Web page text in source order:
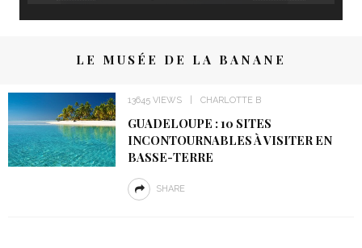
LE MUSÉE DE LA BANANE
13645 VIEWS CHARLOTTE B
GUADELOUPE : 10 SITES
INCONTOURNABLES À VISITER EN
BASSE-TERRE
SHARE